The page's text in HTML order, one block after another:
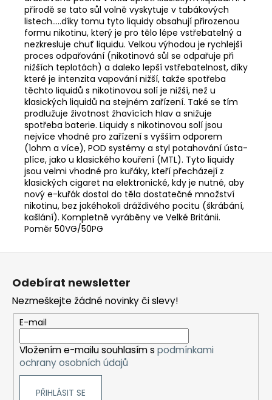
přírodě se tato sůl volně vyskytuje v tabákových
listech.....díky tomu tyto liquidy obsahují přirozenou
formu nikotinu, který je pro tělo lépe vstřebatelný a
nezkresluje chuť liquidu. Velkou výhodou je rychlejší
proces odpařování (nikotinová sůl se odpařuje při
nižších teplotách) a daleko lepší vstřebatelnost, díky
které je intenzita vapování nižší, takže spotřeba
těchto liquidů s nikotinovou solí je nižší, než u
klasických liquidů na stejném zařízení. Také se tím
prodlužuje životnost žhavících hlav a snižuje
spotřeba baterie. Liquidy s nikotinovou solí jsou
nejvíce vhodné pro zařízení s vyšším odporem
(1ohm a více), POD systémy a styl potahování ústa-
plíce, jako u klasického kouření (MTL). Tyto liquidy
jsou velmi vhodné pro kuřáky, kteří přecházejí z
klasických cigaret na elektronické, kdy je nutné, aby
nový e-kuřák dostal do těla dostatečné množství
nikotinu, bez jakéhokoli dráždivého pocitu (škrábání,
kašlání). Kompletně vyráběny ve Velké Británii.
Poměr 50VG/50PG
Odebírat newsletter
Nezmeškejte žádné novinky či slevy!
E-mail
Vložením e-mailu souhlasím s podmínkami
ochrany osobních údajů
PŘIHLÁSIT SE